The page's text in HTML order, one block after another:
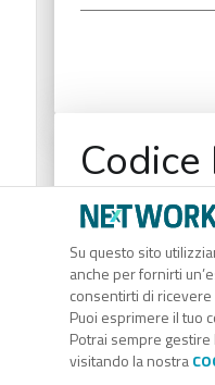
Su questo sito
anche per fornirti
consentirti di
Puoi esprimere il tuo
Potrai sempre gestire
visitando la nostra
Codice
RSS link